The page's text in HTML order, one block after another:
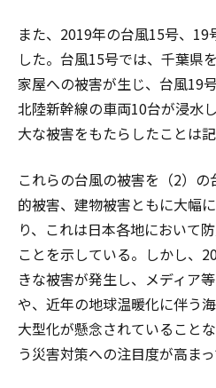
また、2019年の台風15号、
した。台風15号では、千葉県
家屋への被害が生じ、台風19
北陸新幹線の車両10台が浸水
大な被害をもたらしたことは記
これらの台風の被害を（2）
的被害、建物被害ともに大幅
り、これは日本各地において
ことを示している。しかし、
きな被害が発生し、メディア
や、近年の地球温暖化に伴う
大型化が懸念されていること
う災害対策への注目度が高まっ